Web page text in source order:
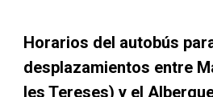
Horarios del autobús
desplazamientos entre
les Tereses) y el